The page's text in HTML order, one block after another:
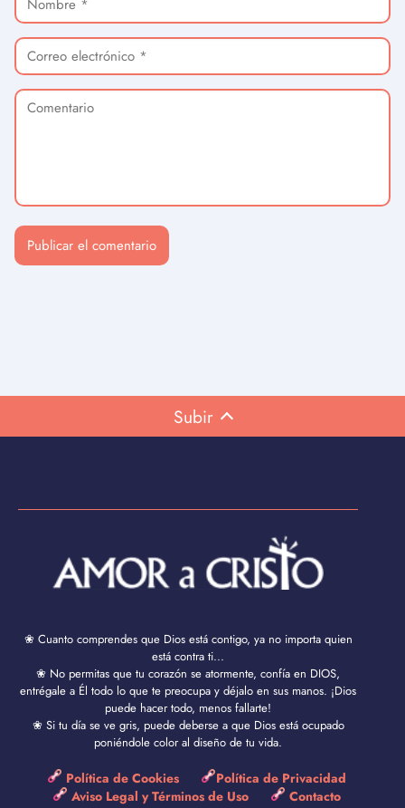
Subir
❀ Cuanto comprendes que Dios está contigo, ya no importa quien
está contra ti...
❀ No permitas que tu corazón se atormente, confía en DIOS,
entrégale a Él todo lo que te preocupa y déjalo en sus manos. ¡Dios
puede hacer todo, menos fallarte!
❀ Si tu día se ve gris, puede deberse a que Dios está ocupado
poniéndole color al diseño de tu vida.
Política de Cookies
Política de Privacidad
Aviso Legal y Términos de Uso
Contacto